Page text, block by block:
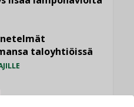
taloyhtiöissä